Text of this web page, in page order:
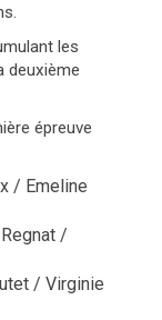
les
deuxième
épreuve
/ Emeline
/
/ Virginie